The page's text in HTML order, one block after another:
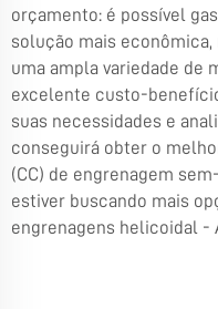
orçamento: é possível
solução mais
uma ampla variedade de
excelente custo-
suas necessidades e
conseguirá obter o
(CC) de engrenagem
estiver buscando mais
engrenagens helicoidal -